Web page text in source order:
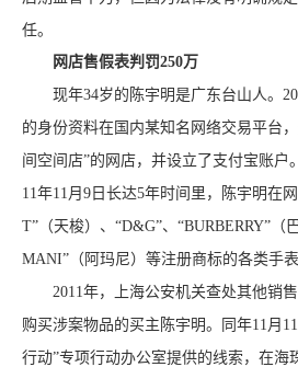
任。
网店售假表判罚250万
现年34岁的陈宇明是广东台山人。
的身份资料在国内某知名网络交易平台
间空间店”的网店，并设立了支付宝账户
11年11月9日长达5年时间里，陈宇明在
T”（天梭）、“D&G”、“BURBERRY”（
MANI”（阿玛尼）等注册商标的各类手
2011年，上海公安机关查处其他销售
购买涉案物品的买主陈宇明。同年11月
行动”专项行动办公室提供的线索，在海